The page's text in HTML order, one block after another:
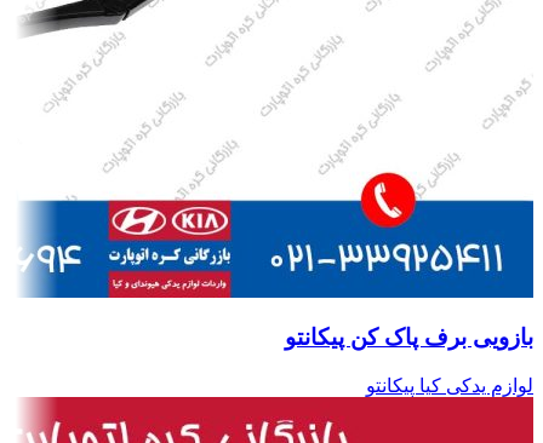
بازویی برف پاک کن پیکانتو
لوازم یدکی کیا پیکانتو